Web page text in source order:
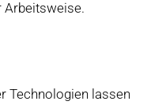
Arbeitsweise.
Technologien lassen